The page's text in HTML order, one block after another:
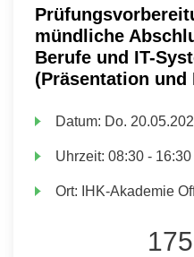
mündliche
Berufe und IT-
(Präsentation und
Datum: Do.
Uhrzeit:08:30 -
Ort: IHK-Akademie